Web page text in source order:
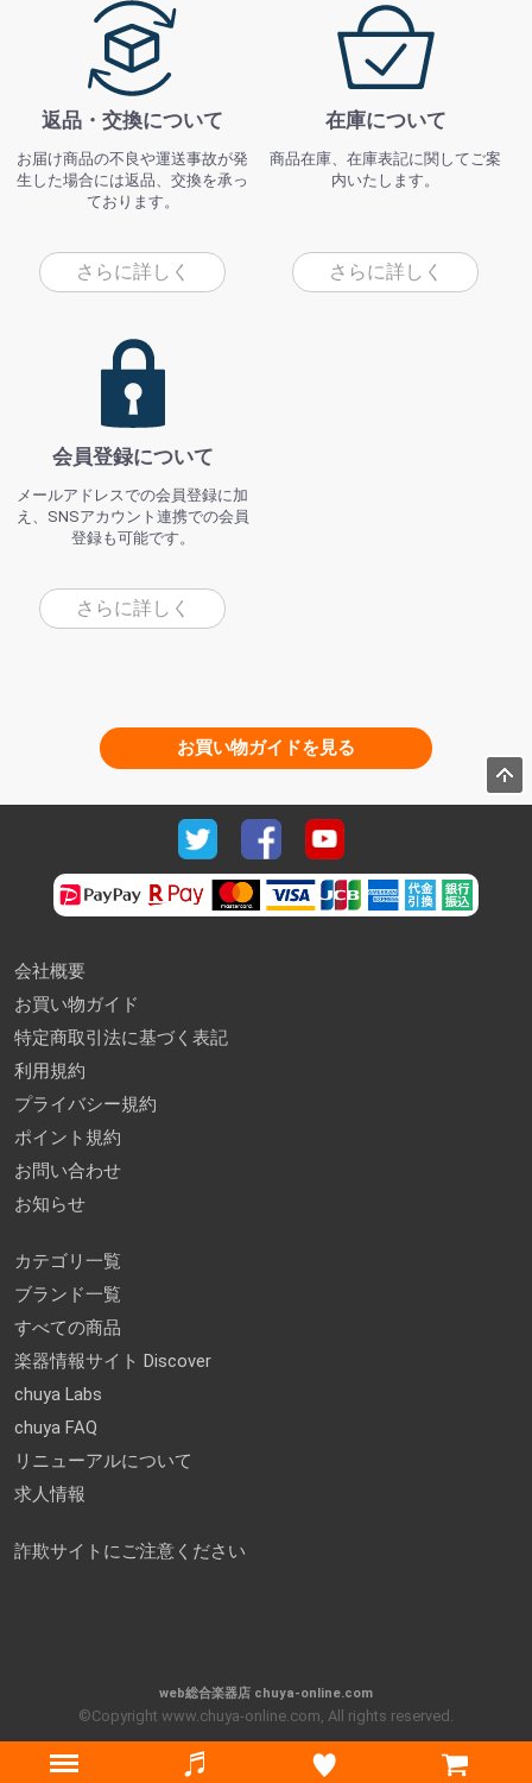
返品・交換について
お届け商品の不良や運送事故が発
生した場合には返品、交換を承っ
ております。
さらに詳しく
在庫について
商品在庫、在庫表記に関してご案
内いたします。
さらに詳しく
会員登録について
メールアドレスでの会員登録に加
え、SNSアカウント連携での会員
登録も可能です。
さらに詳しく
お買い物ガイドを見る
会社概要
お買い物ガイド
特定商取引法に基づく表記
利用規約
プライバシー規約
ポイント規約
お問い合わせ
お知らせ
カテゴリ一覧
ブランド一覧
すべての商品
楽器情報サイト Discover
chuya Labs
chuya FAQ
リニューアルについて
求人情報
詐欺サイトにご注意ください
web総合楽器店 chuya-online.com
©Copyright www.chuya-online.com, All rights reserved.
Menu